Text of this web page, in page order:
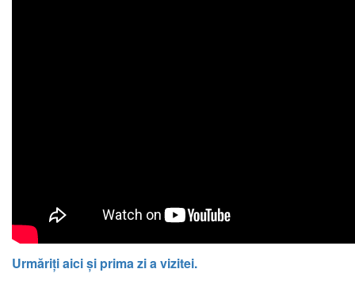
Urmăriți aici și prima zi a vizitei.